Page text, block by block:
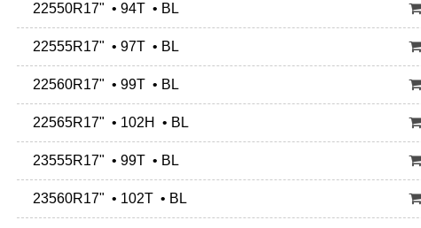
22550R17" • 94T • BL
22555R17" • 97T • BL
22560R17" • 99T • BL
22565R17" • 102H • BL
23555R17" • 99T • BL
23560R17" • 102T • BL